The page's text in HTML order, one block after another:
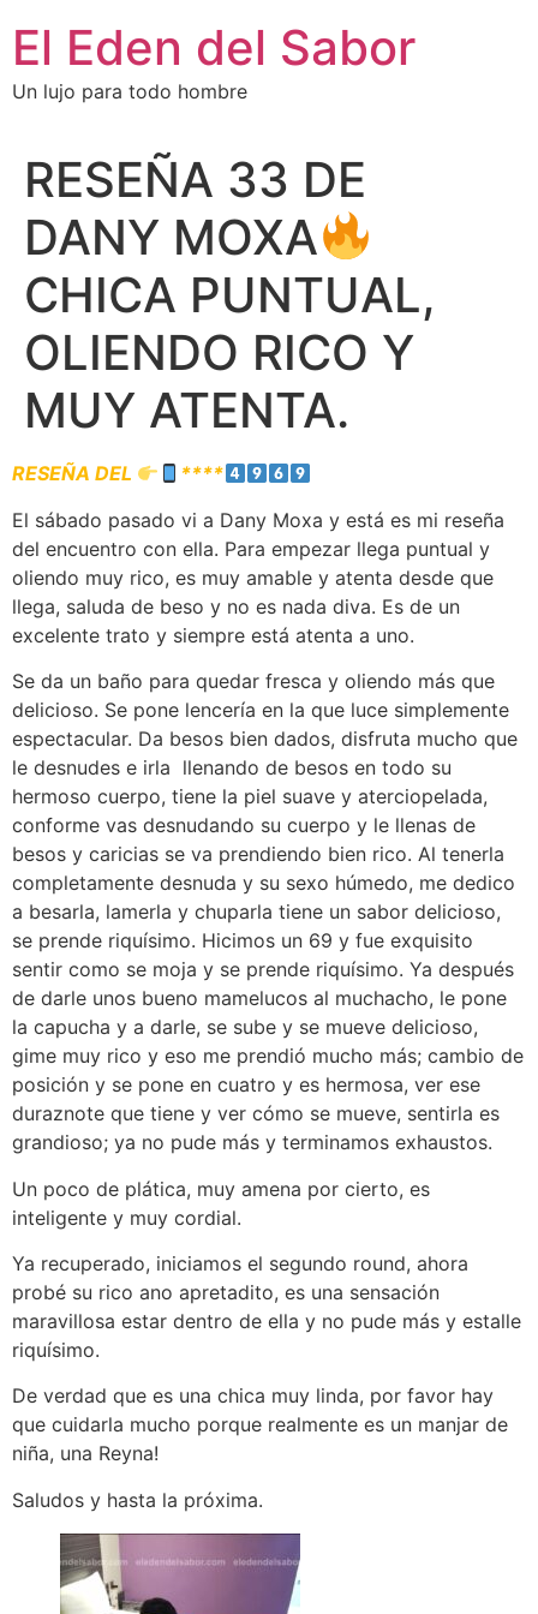
El Eden del Sabor
Un lujo para todo hombre
RESEÑA 33 DE
DANY MOXA
CHICA PUNTUAL,
OLIENDO RICO Y
MUY ATENTA.
RESEÑA DEL
****
El sábado pasado vi a Dany Moxa y está es mi reseña
del encuentro con ella. Para empezar llega puntual y
oliendo muy rico, es muy amable y atenta desde que
llega, saluda de beso y no es nada diva. Es de un
excelente trato y siempre está atenta a uno.
Se da un baño para quedar fresca y oliendo más que
delicioso. Se pone lencería en la que luce simplemente
espectacular. Da besos bien dados, disfruta mucho que
le desnudes e irla llenando de besos en todo su
hermoso cuerpo, tiene la piel suave y aterciopelada,
conforme vas desnudando su cuerpo y le llenas de
besos y caricias se va prendiendo bien rico. Al tenerla
completamente desnuda y su sexo húmedo, me dedico
a besarla, lamerla y chuparla tiene un sabor delicioso,
se prende riquísimo. Hicimos un 69 y fue exquisito
sentir como se moja y se prende riquísimo. Ya después
de darle unos bueno mamelucos al muchacho, le pone
la capucha y a darle, se sube y se mueve delicioso,
gime muy rico y eso me prendió mucho más; cambio de
posición y se pone en cuatro y es hermosa, ver ese
duraznote que tiene y ver cómo se mueve, sentirla es
grandioso; ya no pude más y terminamos exhaustos.
Un poco de plática, muy amena por cierto, es
inteligente y muy cordial.
Ya recuperado, iniciamos el segundo round, ahora
probé su rico ano apretadito, es una sensación
maravillosa estar dentro de ella y no pude más y estalle
riquísimo.
De verdad que es una chica muy linda, por favor hay
que cuidarla mucho porque realmente es un manjar de
niña, una Reyna!
Saludos y hasta la próxima.